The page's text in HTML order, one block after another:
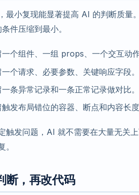
最小复现能显著提高 AI 的判断质量
件压缩到最小。
个组件、一组 props、一个交互动
个请求、必要参数、关键响应字段。
条异常记录和一条正常记录做对比。
发布局错位的容器、断点和内容长
触发问题，AI 就不需要在大量无关
断，再改代码